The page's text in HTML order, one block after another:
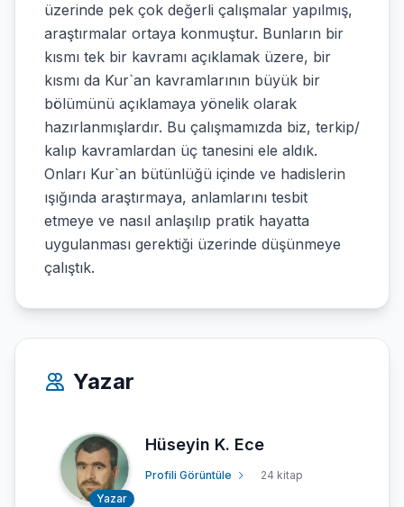
üzerinde pek çok değerli çalışmalar yapılmış,
araştırmalar ortaya konmuştur. Bunların bir
kısmı tek bir kavramı açıklamak üzere, bir
kısmı da Kur`an kavramlarının büyük bir
bölümünü açıklamaya yönelik olarak
hazırlanmışlardır. Bu çalışmamızda biz, terkip/
kalıp kavramlardan üç tanesini ele aldık.
Onları Kur`an bütünlüğü içinde ve hadislerin
ışığında araştırmaya, anlamlarını tesbit
etmeye ve nasıl anlaşılıp pratik hayatta
uygulanması gerektiği üzerinde düşünmeye
çalıştık.
Yazar
Yazar
Hüseyin K. Ece
Profili Görüntüle 24 kitap